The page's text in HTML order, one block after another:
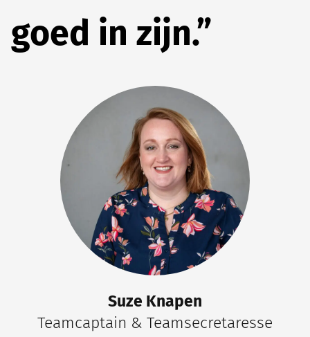
goed in zijn.”
Suze Knapen
Teamcaptain & Teamsecretaresse